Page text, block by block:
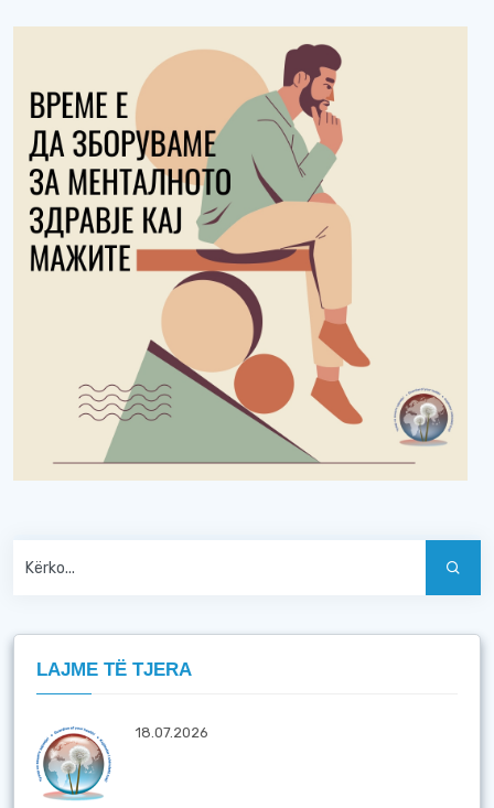
LAJME TË TJERA
18.07.2026